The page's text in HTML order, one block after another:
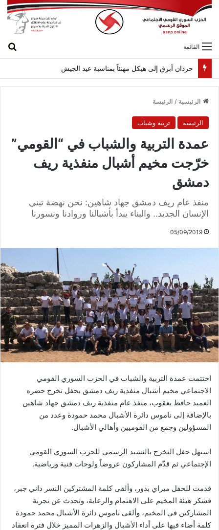
القائمة
حردان أبرق إلى هيكل مهنئاً بمناسبة عيد الجيش
الرئيسية / الرئيسة
الرئيسة تربية وشباب
عمدة التربية والشباب في “القومي”
خرّجت مخيم أشبال منفذية ريف
دمشق
منفذ عام ريف دمشق جهاد شاهين: نحن نهضة تبني
الإنسان الجديد.. والبناء يبدأ بأشبالنا وروادنا ونسورنا
05/09/2019
اختتمت عمدة التربية والشباب في الحزب السوري القومي
الاجتماعي مخيم أشبال منفذية ريف دمشق بحفل تخرج حضره
العميد حافظ يعقوب، منفذ عام منفذية ريف دمشق جهاد شاهين
بالإضافة إلى ناموس دائرة الأشبال محمد حمودة وعدد من
المسؤولين وجمع من القوميين وأهالي الأشبال.
استهل حفل التخرج بالنشيد الرسمي للحزب السوري القومي
الإجتماعي ثم قدّم المشاركون عروضاً ولوحات فنية ورياضية.
قدمت للحفل ميراي بدور، وألقى كلمة المشتركين النسر داني جبر،
فشكر هيئة المخيم على الاهتمام والرعاية، وتحدث عن تجربة
المشاركين في المخيم، وألقى ناموس دائرة الأشبال محمد حمودة
كلمة أضاء فيها على أداء الأشبال والزهرات المميز خلال فترة انعقاد